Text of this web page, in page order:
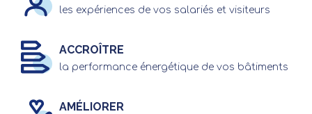
les expériences de vos salariés et visiteurs
ACCROÎTRE
la performance énergétique de vos bâtiments
AMÉLIORER